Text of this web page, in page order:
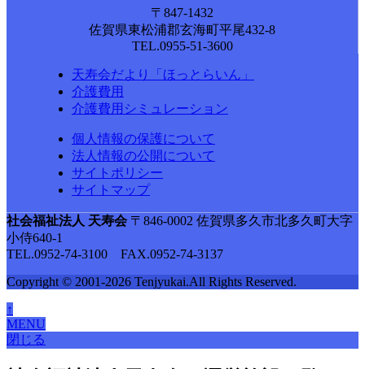
〒847-1432
佐賀県東松浦郡玄海町平尾432-8
TEL.0955-51-3600
天寿会だより「ほっとらいん」
介護費用
介護費用シミュレーション
個人情報の保護について
法人情報の公開について
サイトポリシー
サイトマップ
社会福祉法人 天寿会 〒846-0002 佐賀県多久市北多久町大字
小侍640-1
TEL.0952-74-3100 FAX.0952-74-3137
Copyright © 2001-2026 Tenjyukai.All Rights Reserved.
↑
MENU
閉じる